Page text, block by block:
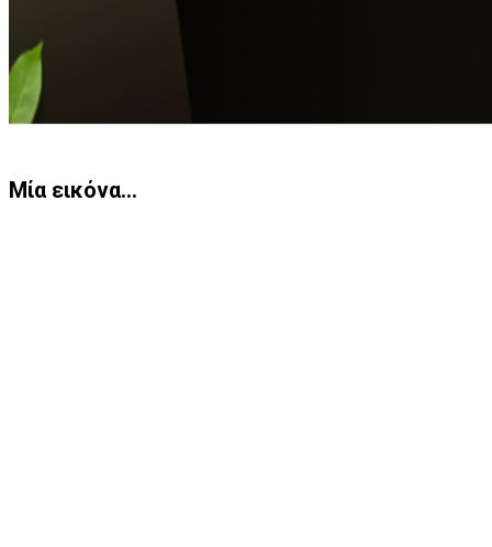
Μία εικόνα…